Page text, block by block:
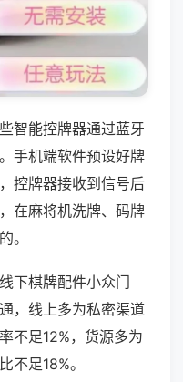
智能控牌器通过蓝牙
手机端软件预设好牌
控牌器接收到信号后
在麻将机洗牌、码牌
。
下棋牌配件小众门
，线上多为私密渠道
不足12%，货源多为
不足18%。